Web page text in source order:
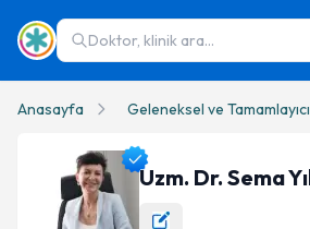
Doktor, klinik ara...
Anasayfa Geleneksel ve Tamamlayıcı
Uzm. Dr. Sema